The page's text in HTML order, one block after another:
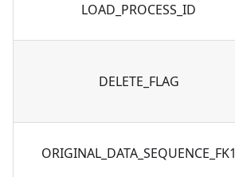
LOAD_PROCESS_ID
DELETE_FLAG
ORIGINAL_DATA_SEQUENCE_FK1